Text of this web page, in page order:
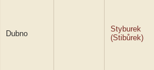
Dubno
Styburek
(Stibůrek)